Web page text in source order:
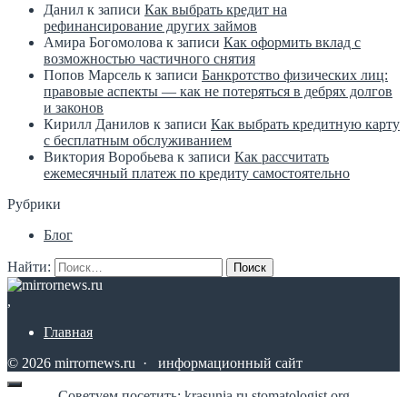
Данил к записи Как выбрать кредит на
рефинансирование других займов
Амира Богомолова к записи Как оформить вклад с
возможностью частичного снятия
Попов Марсель к записи Банкротство физических лиц:
правовые аспекты — как не потеряться в дебрях долгов
и законов
Кирилл Данилов к записи Как выбрать кредитную карту
с бесплатным обслуживанием
Виктория Воробьева к записи Как рассчитать
ежемесячный платеж по кредиту самостоятельно
Рубрики
Блог
Найти:
,
Главная
© 2026 mirrornews.ru · информационный сайт